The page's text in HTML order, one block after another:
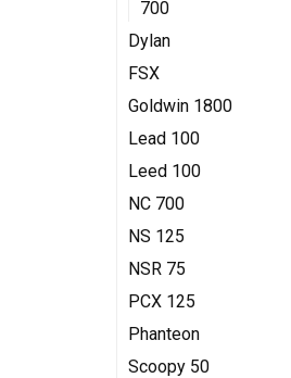
700
Dylan
FSX
Goldwin 1800
Lead 100
Leed 100
NC 700
NS 125
NSR 75
PCX 125
Phanteon
Scoopy 50